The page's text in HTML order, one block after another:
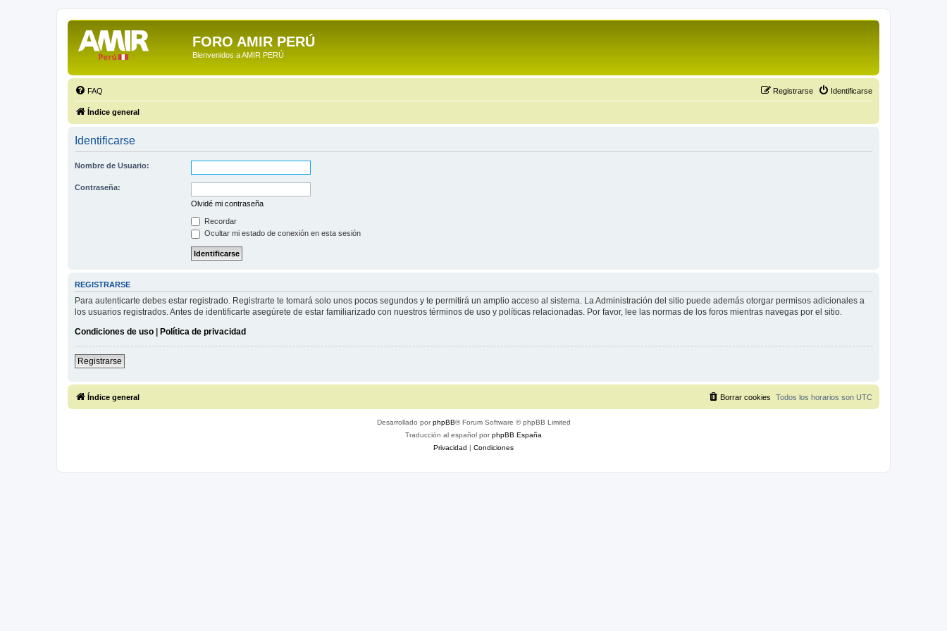
FORO AMIR PERÚ
Bienvenidos a AMIR PERÚ
FAQ Identificarse
Registrarse
Índice general
Identificarse
Nombre de Usuario:
Contraseña:
Olvidé mi contraseña
Recordar
Ocultar mi estado de conexión en esta sesión
REGISTRARSE
Para autenticarte debes estar registrado. Registrarte te tomará solo unos pocos segundos y te permitirá un amplio acceso al sistema. La Administración del sitio puede además otorgar permisos adicionales a
los usuarios registrados. Antes de identificarte asegúrete de estar familiarizado con nuestros términos de uso y políticas relacionadas. Por favor, lee las normas de los foros mientras navegas por el sitio.
Condiciones de uso
Política de privacidad
Registrarse
Índice general Todos los horarios son UTC
Borrar cookies
Desarrollado porphpBB® Forum Software © phpBB Limited
Traducción al español porphpBB España
Privacidad | Condiciones